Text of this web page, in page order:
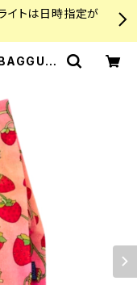
イトは日時指定が
BAGGU